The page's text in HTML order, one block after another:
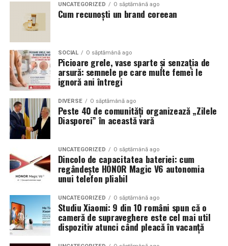
UNCATEGORIZED O săptămână ago
Cum recunoști un brand coreean
SOCIAL O săptămână ago
Picioare grele, vase sparte și senzația de
arsură: semnele pe care multe femei le
ignoră ani întregi
DIVERSE O săptămână ago
Peste 40 de comunități organizează „Zilele
Diasporei” în această vară
UNCATEGORIZED O săptămână ago
Dincolo de capacitatea bateriei: cum
regândește HONOR Magic V6 autonomia
unui telefon pliabil
UNCATEGORIZED O săptămână ago
Studiu Xiaomi: 9 din 10 români spun că o
cameră de supraveghere este cel mai util
dispozitiv atunci când pleacă în vacanță